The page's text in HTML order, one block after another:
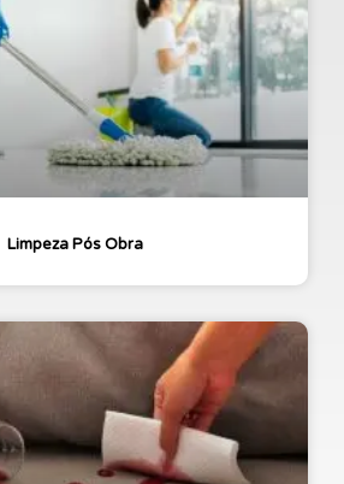
Limpeza Pós Obra